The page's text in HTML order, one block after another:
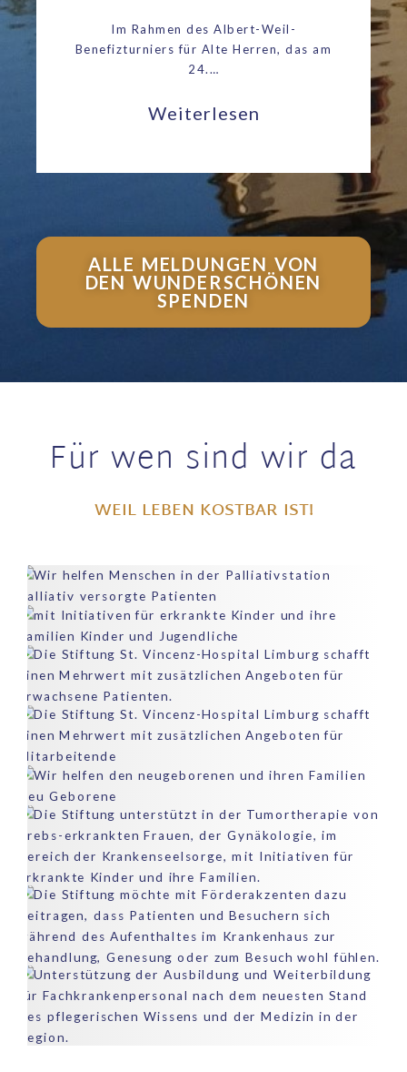
Im Rahmen des Albert-Weil-
Benefizturniers für Alte Herren, das am
24.…
Weiterlesen
ALLE MELDUNGEN VON
DEN WUNDERSCHÖNEN
SPENDEN
Für wen sind wir da
WEIL LEBEN KOSTBAR IST!